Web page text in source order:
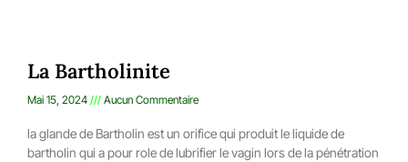
La Bartholinite
Mai 15, 2024 Aucun Commentaire
la glande de Bartholin est un orifice qui produit le liquide de
bartholin qui a pour role de lubrifier le vagin lors de la pénétration